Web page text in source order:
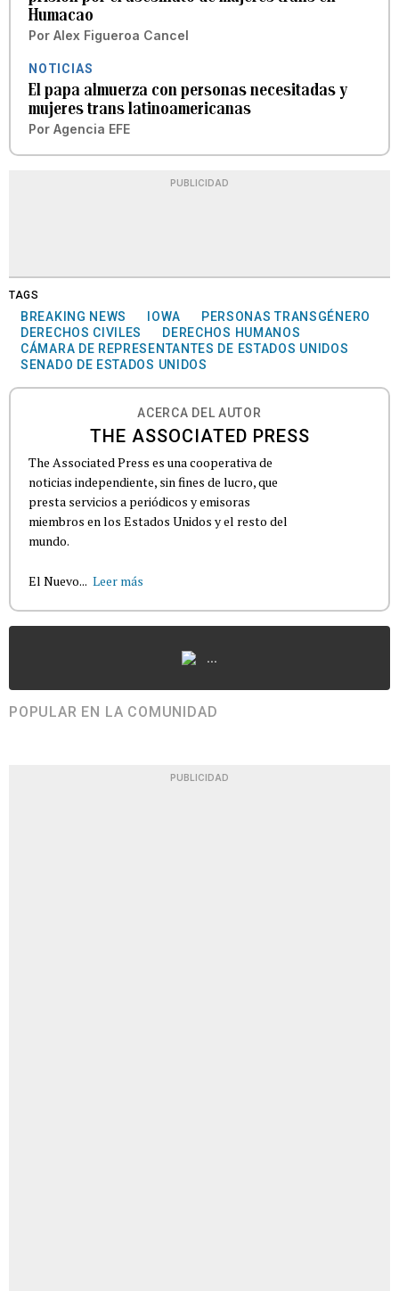
Humacao
Por Alex Figueroa Cancel
NOTICIAS
El papa almuerza con personas necesitadas y
mujeres trans latinoamericanas
Por Agencia EFE
PUBLICIDAD
TAGS
BREAKING NEWS IOWA
PERSONAS TRANSGÉNERO
DERECHOS CIVILES
DERECHOS HUMANOS
CÁMARA DE REPRESENTANTES DE ESTADOS UNIDOS
SENADO DE ESTADOS UNIDOS
ACERCA DEL AUTOR
THE ASSOCIATED PRESS
The Associated Press es una cooperativa de
noticias independiente, sin fines de lucro, que
presta servicios a periódicos y emisoras
miembros en los Estados Unidos y el resto del
mundo.
El Nuevo... Leer más
...
POPULAR EN LA COMUNIDAD
PUBLICIDAD